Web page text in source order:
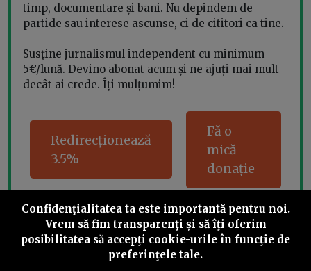
timp, documentare și bani. Nu depindem de
partide sau interese ascunse, ci de cititori ca tine.
Susține jurnalismul independent cu minimum
5€/lună. Devino abonat acum și ne ajuți mai mult
decât ai crede. Îți mulțumim!
Redirecționează
3.5%
Fă o
mică
donație
Share this
Confidenţialitatea ta este importantă pentru noi.
Vrem să fim transparenţi și să îţi oferim
posibilitatea să accepţi cookie-urile în funcţie de
preferinţele tale.